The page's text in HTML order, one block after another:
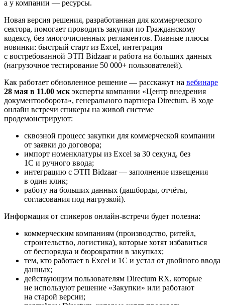
а у компании — ресурсы.
Новая версия решения, разработанная для коммерческого
сектора, помогает проводить закупки по Гражданскому
кодексу, без многочисленных регламентов. Главные плюсы
новинки: быстрый старт из Excel, интеграция
с востребованной ЭТП Bidzaar и работа на больших данных
(нагрузочное тестирование 50 000+ пользователей).
Как работает обновленное решение — расскажут на вебинаре
28 мая в 11.00 мск эксперты компании «Центр внедрения
документооборота», генерального партнера Directum. В ходе
онлайн встречи спикеры на живой системе
продемонстрируют:
сквозной процесс закупки для коммерческой компании
от заявки до договора;
импорт номенклатуры из Excel за 30 секунд, без
1С и ручного ввода;
интеграцию с ЭТП Bidzaar — заполнение извещения
в один клик;
работу на больших данных (дашборды, отчёты,
согласования под нагрузкой).
Информация от спикеров онлайн-встречи будет полезна:
коммерческим компаниям (производство, ритейл,
строительство, логистика), которые хотят избавиться
от беспорядка и бюрократии в закупках;
тем, кто работает в Excel и 1С и устал от двойного ввода
данных;
действующим пользователям Directum RX, которые
не используют решение «Закупки» или работают
на старой версии;